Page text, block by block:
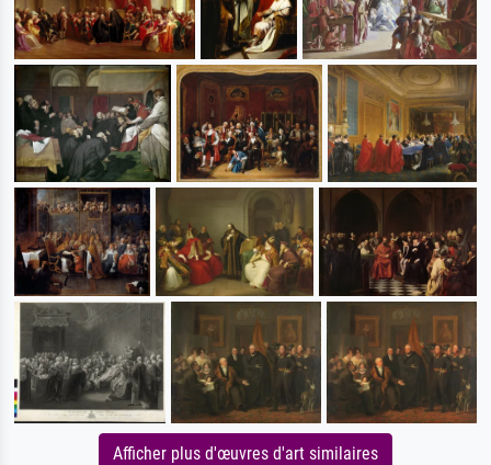
Afficher plus d'œuvres d'art similaires